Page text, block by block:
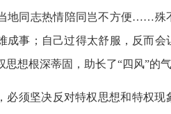
地同志热情陪同岂不方便……殊
成事；自己过得太舒服，反而
思想根深蒂固，助长了“四风”的气
必须坚决反对特权思想和特权现